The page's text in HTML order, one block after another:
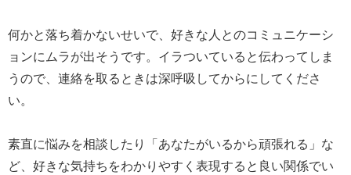
何かと落ち着かないせいで、好きな人とのコミュニケーシ
ョンにムラが出そうです。イラついていると伝わってしま
うので、連絡を取るときは深呼吸してからにしてくださ
い。
素直に悩みを相談したり「あなたがいるから頑張れる」な
ど、好きな気持ちをわかりやすく表現すると良い関係でい